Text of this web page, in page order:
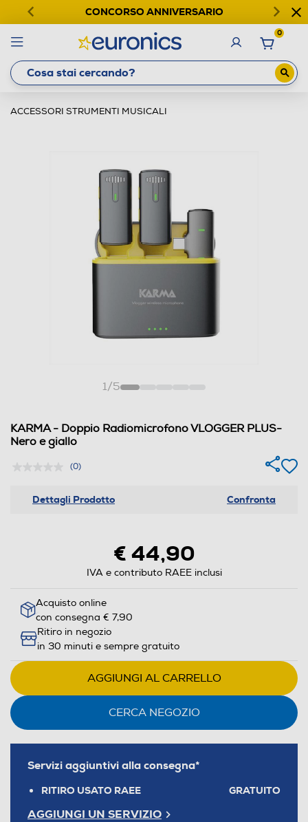
CONCORSO ANNIVERSARIO
0
ACCESSORI STRUMENTI MUSICALI
1/5
KARMA - Doppio Radiomicrofono VLOGGER PLUS-
Nero e giallo
(0)
Dettagli Prodotto Confronta
€ 44,90
IVA e contributo RAEE inclusi
Acquisto online
con consegna € 7,90
Ritiro in negozio
in 30 minuti e sempre gratuito
AGGIUNGI AL CARRELLO
CERCA NEGOZIO
Servizi aggiuntivi alla consegna*
RITIRO USATO RAEE GRATUITO
AGGIUNGI UN SERVIZIO